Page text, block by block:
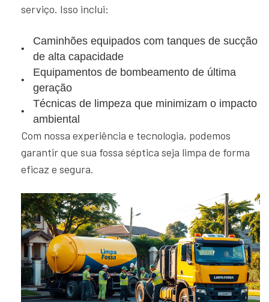
serviço. Isso inclui:
Caminhões equipados com tanques de sucção
de alta capacidade
Equipamentos de bombeamento de última
geração
Técnicas de limpeza que minimizam o impacto
ambiental
Com nossa experiência e tecnologia, podemos
garantir que sua fossa séptica seja limpa de forma
eficaz e segura.